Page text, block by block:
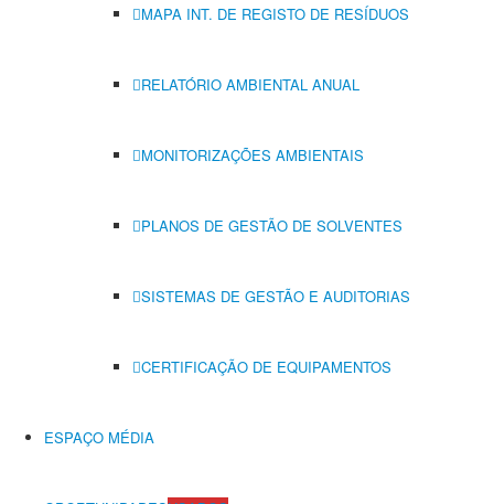
MAPA INT. DE REGISTO DE RESÍDUOS
RELATÓRIO AMBIENTAL ANUAL
MONITORIZAÇÕES AMBIENTAIS
PLANOS DE GESTÃO DE SOLVENTES
SISTEMAS DE GESTÃO E AUDITORIAS
CERTIFICAÇÃO DE EQUIPAMENTOS
ESPAÇO MÉDIA